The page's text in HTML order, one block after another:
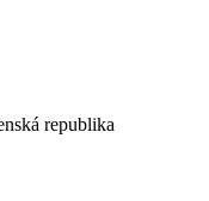
republika